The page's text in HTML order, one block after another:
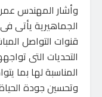
وأشار المهندس
الجماهيرية يأتى
قنوات التواصل
التحديات التى
المناسبة لها بما
وتحسين جودة